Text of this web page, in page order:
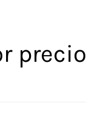
precio